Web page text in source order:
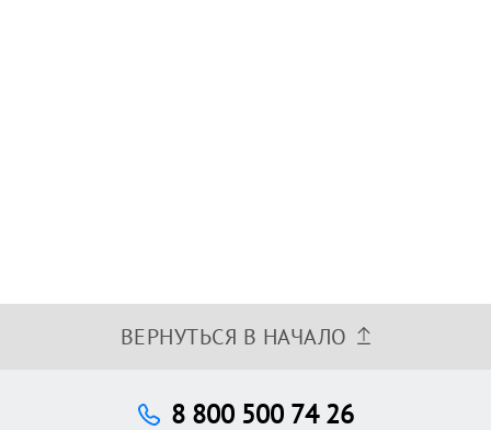
ВЕРНУТЬСЯ В НАЧАЛО
8 800 500 74 26